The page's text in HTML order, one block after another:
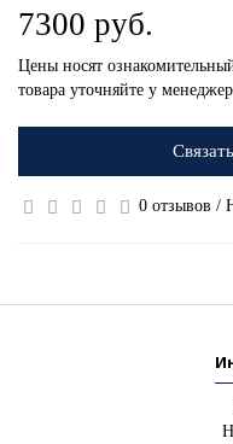
7300 руб.
Цены носят
товара уточняйте у
0 отзывов /